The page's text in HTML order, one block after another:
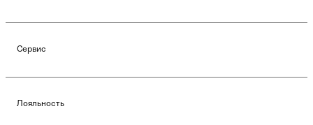
Сервис
Лояльность